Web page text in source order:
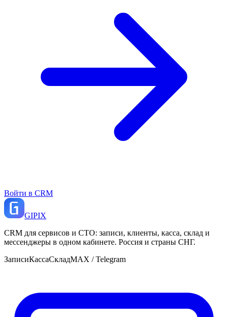
Войти в CRM
GIPIX
CRM для сервисов и СТО: записи, клиенты, касса, склад и
мессенджеры в одном кабинете. Россия и страны СНГ.
ЗаписиКассаСкладMAX / Telegram